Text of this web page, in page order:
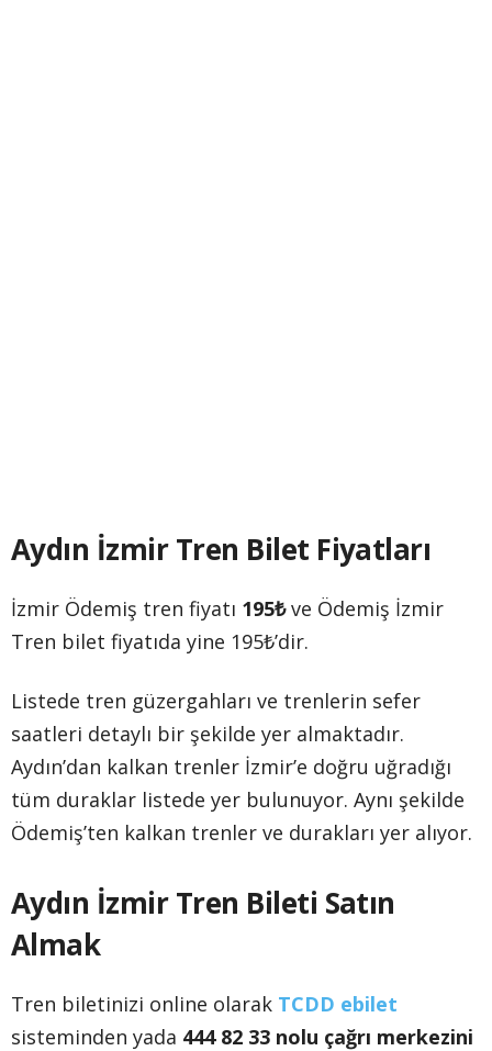
Aydın İzmir Tren Bilet Fiyatları
İzmir Ödemiş tren fiyatı 195₺ve Ödemiş İzmir
Tren bilet fiyatıda yine 195₺’dir.
Listede tren güzergahları ve trenlerin sefer
saatleri detaylı bir şekilde yer almaktadır.
Aydın’dan kalkan trenler İzmir’e doğru uğradığı
tüm duraklar listede yer bulunuyor. Aynı şekilde
Ödemiş’ten kalkan trenler ve durakları yer alıyor.
Aydın İzmir Tren Bileti Satın
Almak
Tren biletinizi online olarak TCDD ebilet
sisteminden yada 444 82 33 nolu çağrı merkezini